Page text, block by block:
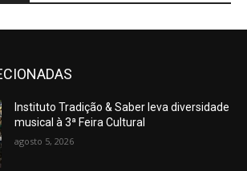
Instituto Tradição & Saber leva diversidade
musical à 3ª Feira Cultural
agosto 5, 2026